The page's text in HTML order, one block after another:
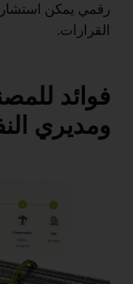
رقمي يمكن
القرارات.
فوائد
ومديري